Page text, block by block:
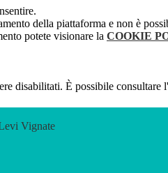
della piattaforma e non è
potete visionare la COOKIE
disabilitati. È possibile
Vignate